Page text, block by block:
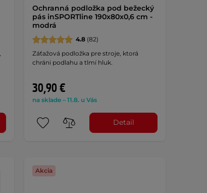
Ochranná podložka pod bežecký
pás inSPORTline 190x80x0,6 cm -
modrá
4.8(82)
Záťažová podložka pre stroje, ktorá
chráni podlahu a tlmí hluk.
30,90 €
na sklade – 11.8. u Vás
Detail
Akcia